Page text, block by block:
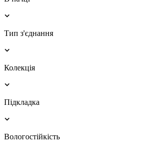
Тип з'єднання
Колекція
Підкладка
Вологостійкість